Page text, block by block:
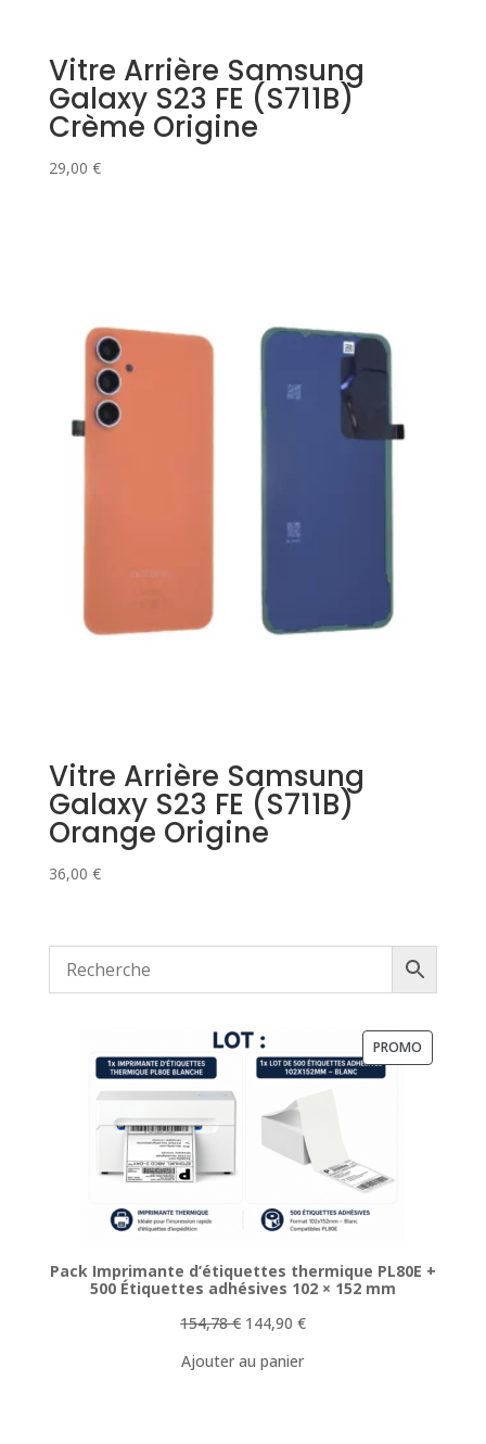
Vitre Arrière Samsung
Galaxy S23 FE (S711B)
Crème Origine
29,00 €
Vitre Arrière Samsung
Galaxy S23 FE (S711B)
Orange Origine
36,00 €
PROMO
Pack Imprimante d’étiquettes thermique PL80E +
500 Étiquettes adhésives 102 × 152 mm
154,78€ Le
initial
144,90 €Le
Ajouter au panier